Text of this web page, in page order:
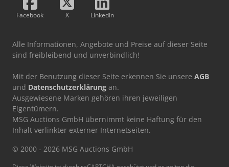
Facebook X LinkedIn
Alle Informationen, Angebote und Preise auf dieser Seite
sind freibleibend und unverbindlich!
Mit der Benutzung dieser Seite erkennen Sie unsere AGB
und Datenschutzerklärung an.
Ausgewiesene Marken gehören ihren jeweiligen
Eigentümern.
MSG Auctions GmbH übernimmt keine Haftung für den
Inhalt verlinkter externer Internetseiten.
© 2000 - 2026 MSG Auctions GmbH